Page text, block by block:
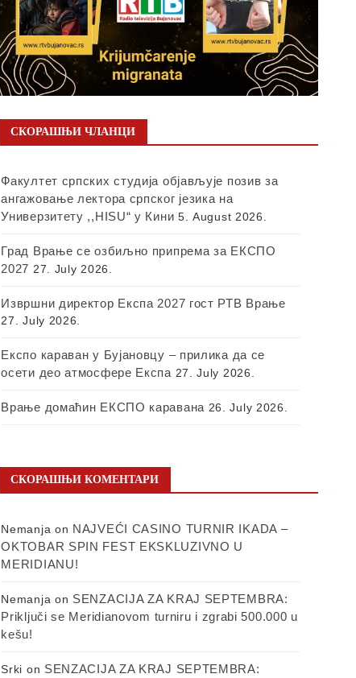
СКОРАШЊИ ЧЛАНЦИ
Факултет српских студија објављује позив за
ангажовање лектора српског језика на
Универзитету ,,HISU“ у Кини 5. August 2026.
Град Врање се озбиљно припрема за ЕКСПО
2027 27. July 2026.
Извршни директор Експа 2027 гост РТВ Врање
27. July 2026.
Експо караван у Бујановцу – прилика да се
осети део атмосфере Експа 27. July 2026.
Врање домаћин ЕКСПО каравана 26. July 2026.
СКОРАШЊИ КОМЕНТАРИ
Nemanja on NAJVEĆI CASINO TURNIR IKADA –
OKTOBAR SPIN FEST EKSKLUZIVNO U
MERIDIANU!
Nemanja on SENZACIJA ZA KRAJ SEPTEMBRA:
Priključi se Meridianovom turniru i zgrabi 500.000 u
kešu!
Srki on SENZACIJA ZA KRAJ SEPTEMBRA: